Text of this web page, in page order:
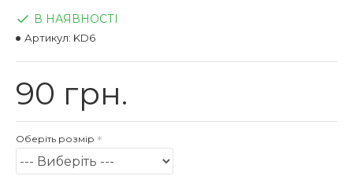
90 грн.
В НАЯВНОСТІ
Артикул: KD6
Оберіть розмір